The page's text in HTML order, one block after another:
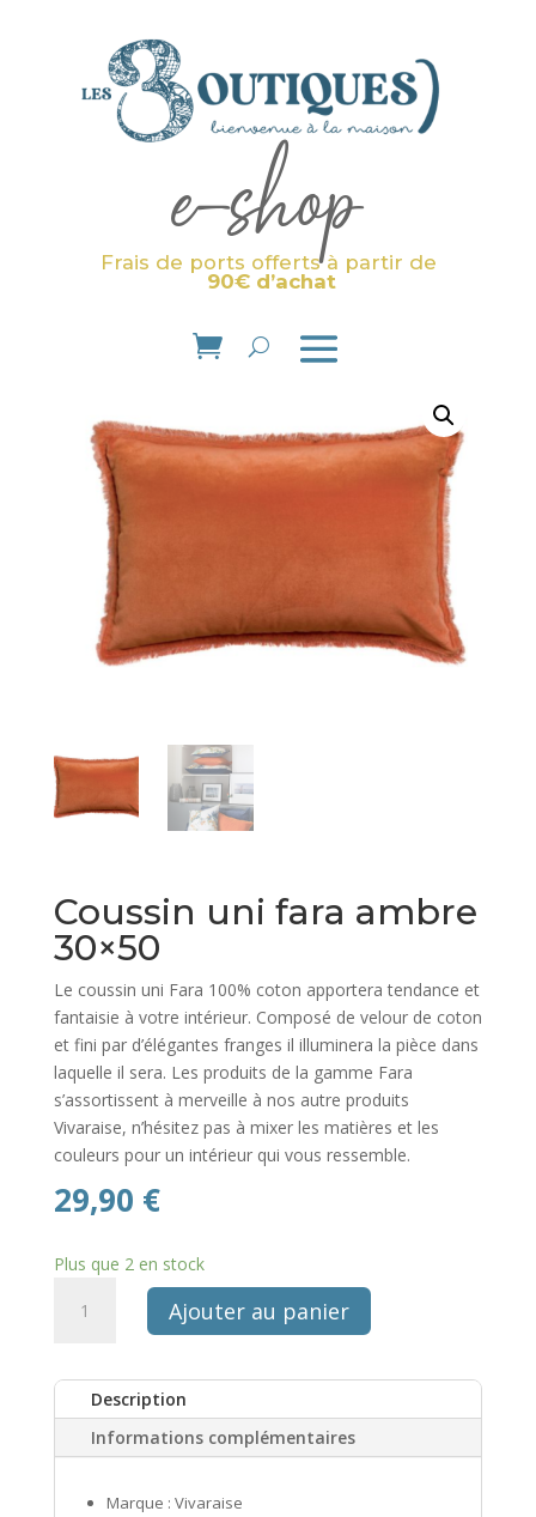
e-shop
Frais de ports offerts à partir de
90€ d’achat
Coussin uni fara ambre
30×50
Le coussin uni Fara 100% coton apportera tendance et
fantaisie à votre intérieur. Composé de velour de coton
et fini par d’élégantes franges il illuminera la pièce dans
laquelle il sera. Les produits de la gamme Fara
s’assortissent à merveille à nos autre produits
Vivaraise, n’hésitez pas à mixer les matières et les
couleurs pour un intérieur qui vous ressemble.
29,90 €
Plus que 2 en stock
ambre
30x50
Ajouter au panier
Description
Informations complémentaires
Marque : Vivaraise